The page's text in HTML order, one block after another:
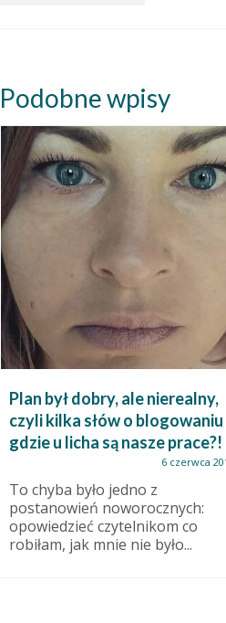
Podobne wpisy
Plan był dobry, ale nierealny,
czyli kilka słów o blogowaniu
gdzie u licha są nasze prace?!
6 czerwca
To chyba było jedno z
postanowień noworocznych:
opowiedzieć czytelnikom co
robiłam, jak mnie nie było...